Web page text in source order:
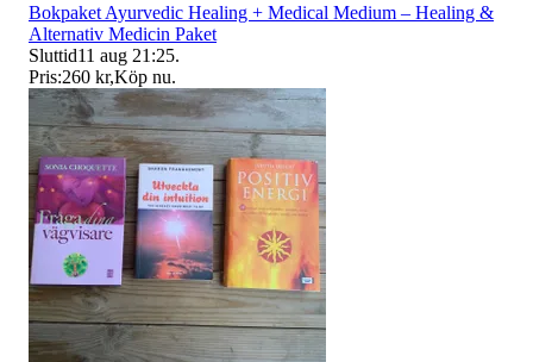
Bokpaket Ayurvedic Healing + Medical Medium – Healing &
Alternativ Medicin Paket
Sluttid11 aug 21:25.
Pris:260 kr,Köp nu.